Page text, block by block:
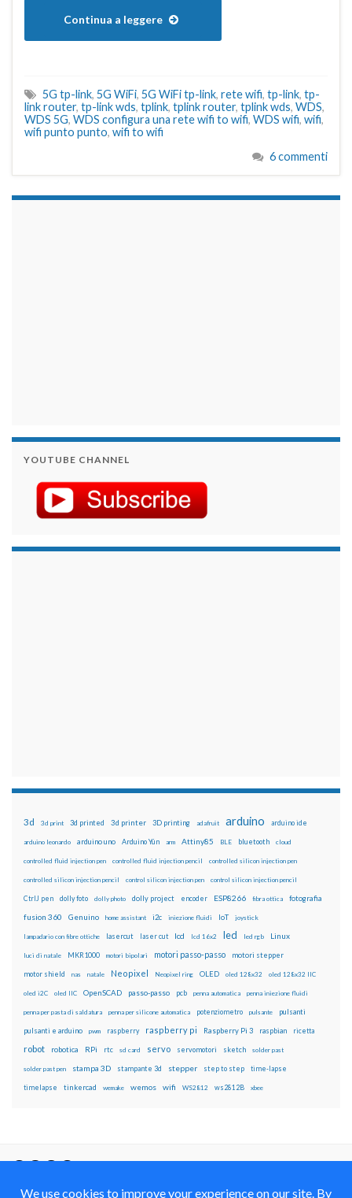
Continua a leggere
5G tp-link, 5G WiFi, 5G WiFi tp-link, rete wifi, tp-link, tp-
link router, tp-link wds, tplink, tplink router, tplink wds, WDS,
WDS 5G, WDS configura una rete wifi to wifi, WDS wifi, wifi,
wifi punto punto, wifi to wifi
6 commenti
YOUTUBE CHANNEL
3d 3d print 3d printed 3d printer 3D printing adafruit arduino arduino ide
arduino leonardo arduino uno Arduino Yún arm Attiny85 BLE bluetooth cloud
controlled fluid injection pen controlled fluid injection pencil controlled silicon injection pen
controlled silicon injection pencil control silicon injection pen control silicon injection pencil
CtrlJ pen dolly foto dolly photo dolly project encoder ESP8266 fibra ottica fotografia
fusion 360 Genuino home assistant i2c iniezione fluidi IoT joystick
lampadario con fibre ottiche lasercut laser cut lcd lcd 16x2 led led rgb Linux
luci di natale MKR1000 motori bipolari motori passo-passo motori stepper
motor shield nas natale Neopixel Neopixel ring OLED oled 128x32 oled 128x32 IIC
oled i2C oled IIC OpenSCAD passo-passo pcb penna automatica penna iniezione fluidi
penna per pasta di saldatura penna per silicone automatica potenziometro pulsante pulsanti
pulsanti e arduino pwm raspberry raspberry pi Raspberry Pi 3 raspbian ricetta
robot robotica RPi rtc sd card servo servomotori sketch solder past
solder past pen stampa 3D stampante 3d stepper step to step time-lapse
timelapse tinkercad wemake wemos wifi WS2812 ws2812B xbee